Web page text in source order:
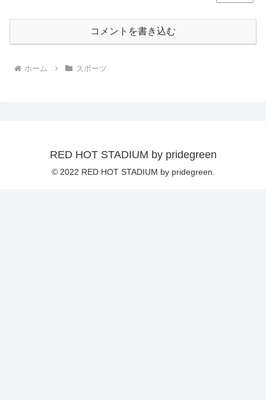
コメントを書き込む
ホーム スポーツ
RED HOT STADIUM by pridegreen
© 2022 RED HOT STADIUM by pridegreen.